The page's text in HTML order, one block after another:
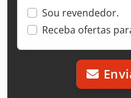
Sou revendedor.
Receba ofertas